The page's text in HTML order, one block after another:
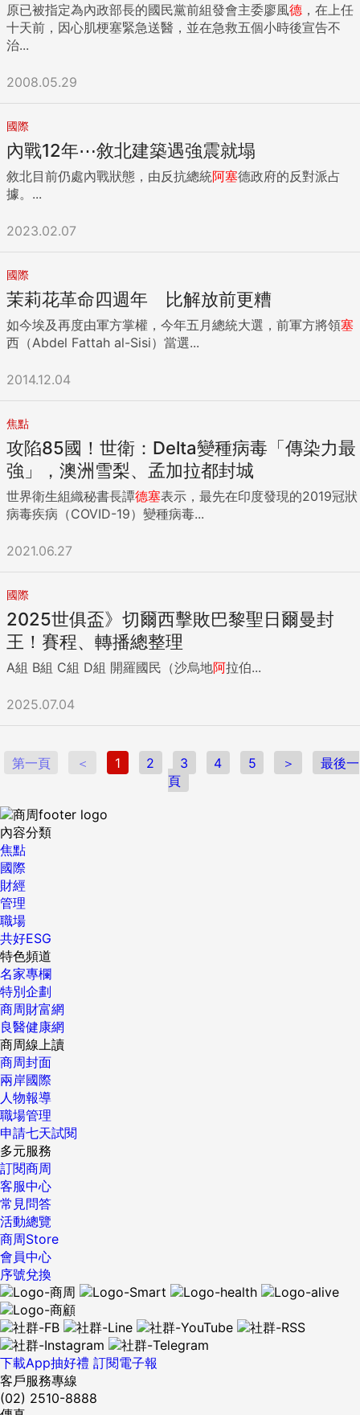
原已被指定為內政部長的國民黨前組發會主委廖風德 ，在上任
十天前，因心肌梗塞緊急送醫，並在急救五個小時後宣告不
治...
2008.05.29
國際
內戰12年⋯敘北建築遇強震就塌
敘北目前仍處內戰狀態，由反抗總統阿塞德政府的反對派占
據。...
2023.02.07
國際
茉莉花革命四週年 比解放前更糟
如今埃及再度由軍方掌權，今年五月總統大選，前軍方將領塞
西（Abdel Fattah al-Sisi）當選...
2014.12.04
焦點
攻陷85國！世衛：Delta變種病毒「傳染力最
強」，澳洲雪梨、孟加拉都封城
世界衛生組織秘書長譚德塞表示，最先在印度發現的2019冠狀
病毒疾病（COVID-19）變種病毒...
2021.06.27
國際
2025世俱盃》切爾西擊敗巴黎聖日爾曼封
王！賽程、轉播總整理
A組 B組 C組 D組 開羅國民（沙烏地阿拉伯...
2025.07.04
第一頁 ＜ 1 2 3 4 5 ＞
最後一
頁
內容分類
焦點
國際
財經
管理
職場
共好ESG
特色頻道
名家專欄
特別企劃
商周財富網
良醫健康網
商周線上讀
商周封面
兩岸國際
人物報導
職場管理
申請七天試閱
多元服務
訂閱商周
客服中心
常見問答
活動總覽
商周Store
會員中心
序號兌換
下載App抽好禮 訂閱電子報
客戶服務專線
(02) 2510-8888